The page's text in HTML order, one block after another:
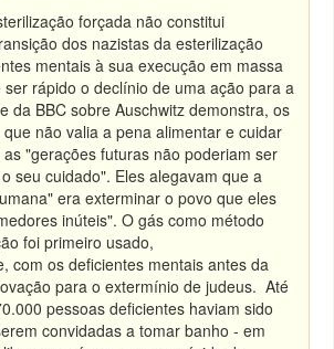
forçada não constitui
dos nazistas da esterilização
mentais à sua execução em massa
rápido o declínio de uma ação para a
da BBC sobre Auschwitz demonstra, os
não valia a pena alimentar e cuidar
"gerações futuras não poderiam ser
seu cuidado". Eles alegavam que a
era exterminar o povo que eles
inúteis". O gás como método
foi primeiro usado,
com os deficientes mentais antes da
para o extermínio de judeus. Até
pessoas deficientes haviam sido
convidadas a tomar banho - em